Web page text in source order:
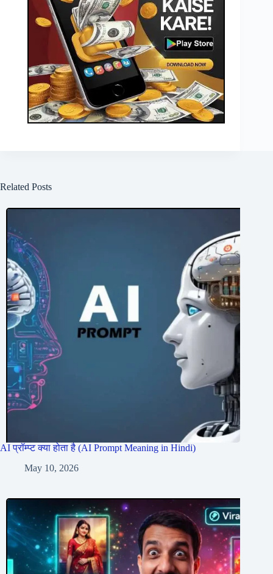
Related Posts
AI प्रॉम्प्ट क्या होता है (AI Prompt Meaning in Hindi)
May 10, 2026